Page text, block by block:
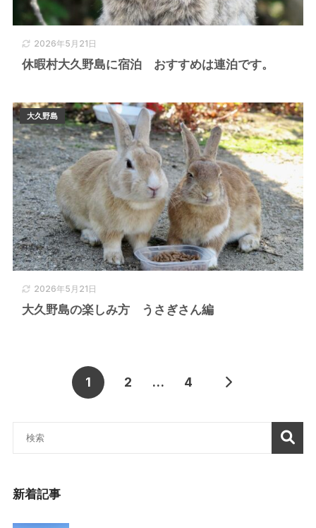
2026年5月21日
休暇村大久野島に宿泊 おすすめは連泊です。
2026年5月21日
大久野島の楽しみ方 うさぎさん編
大久野島
1 2 … 4
新着記事